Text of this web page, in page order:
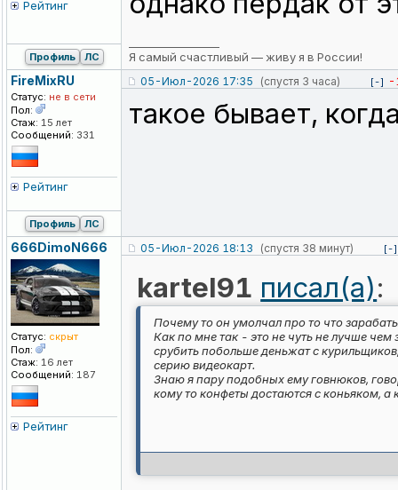
Рейтинг
Я самый счастливый — живу я в России!
Профиль ЛС
FireMixRU
Статус: не в сети
Пол:
Стаж: 15 лет
Сообщений: 331
Рейтинг
05-Июл-2026 17:35 (спустя 3 часа) [-] -
такое бывает,
Профиль ЛС
666DimoN666
Статус: скрыт
Пол:
Стаж: 16 лет
Сообщений: 187
Рейтинг
05-Июл-2026 18:13 (спустя 38 минут) [-]
kartel91 писал(а):
Почему то он умолчал про то что
Как по мне так - это не чуть не лучше
срубить побольше деньжат с
серию видеокарт.
Знаю я пару подобных ему говнюков,
кому то конфеты достаются с коньяком, а